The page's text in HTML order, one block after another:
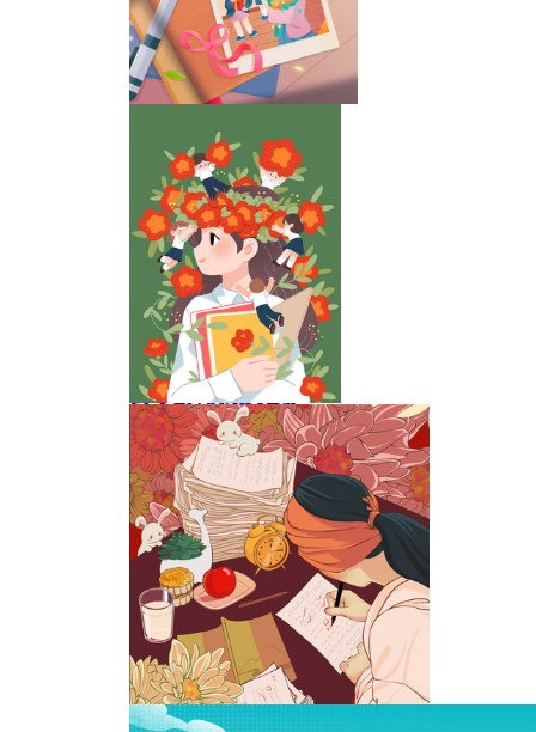
教师节
我与老师的最美合影
学生给老师戴花环